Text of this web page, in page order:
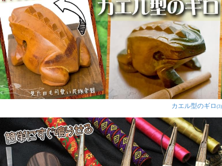
カエル型のギロ(3)